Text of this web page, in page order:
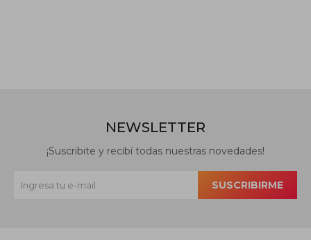
NEWSLETTER
¡Suscribite y recibí todas nuestras novedades!
SUSCRIBIRME